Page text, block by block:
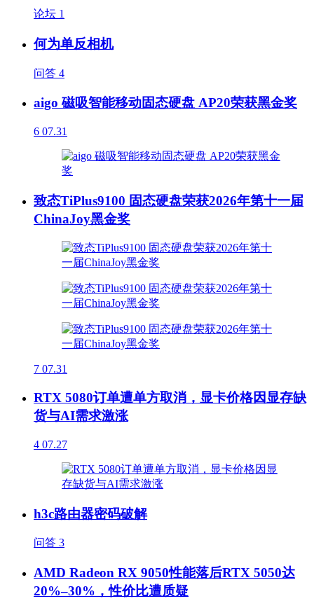
论坛 1
何为单反相机
问答 4
aigo 磁吸智能移动固态硬盘 AP20荣获黑金奖
6 07.31
致态TiPlus9100 固态硬盘荣获2026年第十一届
ChinaJoy黑金奖
7 07.31
RTX 5080订单遭单方取消，显卡价格因显存缺
货与AI需求激涨
4 07.27
h3c路由器密码破解
问答 3
AMD Radeon RX 9050性能落后RTX 5050达
20%–30%，性价比遭质疑